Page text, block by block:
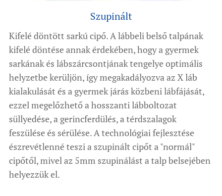
Szupinált
Kifelé döntött sarkú cipő. A lábbeli belső talpának
kifelé döntése annak érdekében, hogy a gyermek
sarkának és lábszárcsontjának tengelye optimális
helyzetbe kerüljön, így megakadályozva az X láb
kialakulását és a gyermek járás közbeni lábfájását,
ezzel megelőzhető a hosszanti lábboltozat
süllyedése, a gerincferdülés, a térdszalagok
feszülése és sérülése. A technológiai fejlesztése
észrevétlenné teszi a szupinált cipőt a "normál"
cipőtől, mivel az 5mm szupinálást a talp belsejében
helyezzük el.